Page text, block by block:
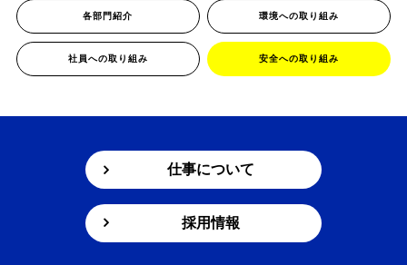
各部門紹介 環境への取り組み
社員への取り組み 安全への取り組み
仕事について
採用情報